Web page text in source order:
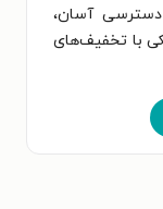
آسان،
با تخفیف‌های